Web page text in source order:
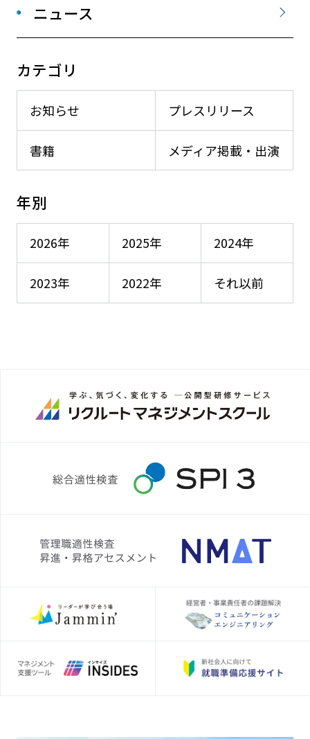
ニュース
カテゴリ
お知らせ プレスリリース
メディア掲載・出演
書籍
年別
2026年 2025年 2024年
2023年 2022年 それ以前